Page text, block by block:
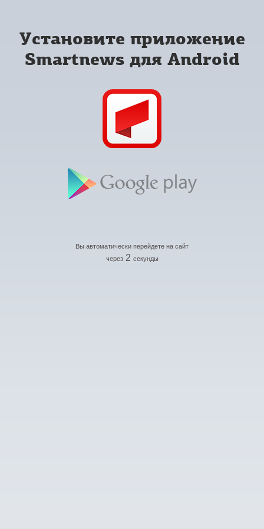
Установите приложение
Smartnews для Android
Вы автоматически перейдете на сайт
через 2 секунды